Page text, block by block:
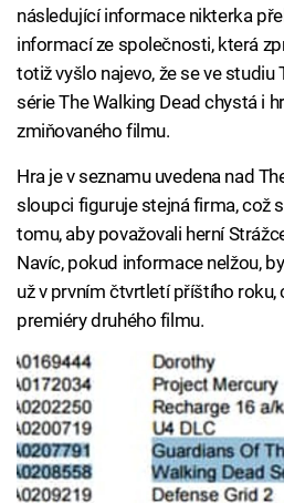
následující informace nikterka
informací ze společnosti, která
totiž vyšlo najevo, že se ve studiu
série The Walking Dead chystá i
zmiňovaného filmu.
Hra je v seznamu uvedena nad
sloupci figuruje stejná firma, což
tomu, aby považovali herní
Navíc, pokud informace nelžou,
už v prvním čtvrtletí příštího
premiéry druhého filmu.